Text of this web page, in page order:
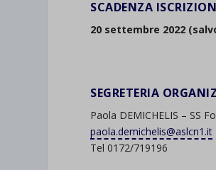
SCADENZA
20 settembre 2022
SEGRETERIA
Paola DEMICHELIS – SS
paola.demichelis@aslcn1.it
Tel 0172/719196